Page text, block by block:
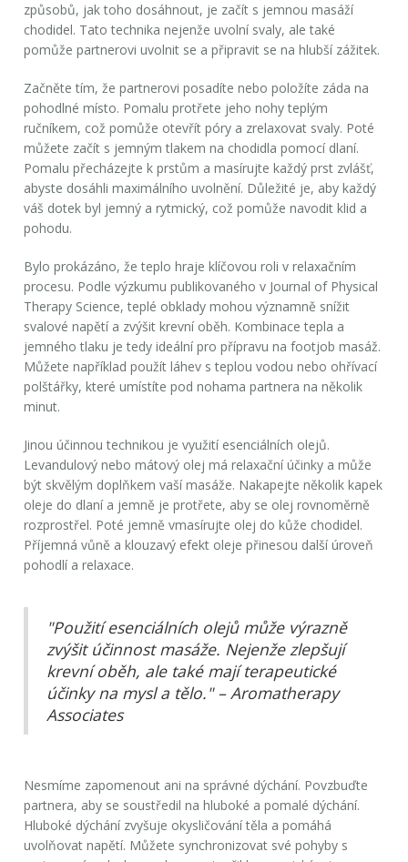
způsobů, jak toho dosáhnout, je začít s jemnou masáží
chodidel. Tato technika nejenže uvolní svaly, ale také
pomůže partnerovi uvolnit se a připravit se na hlubší zážitek.
Začněte tím, že partnerovi posadíte nebo položíte záda na
pohodlné místo. Pomalu protřete jeho nohy teplým
ručníkem, což pomůže otevřít póry a zrelaxovat svaly. Poté
můžete začít s jemným tlakem na chodidla pomocí dlaní.
Pomalu přecházejte k prstům a masírujte každý prst zvlášť,
abyste dosáhli maximálního uvolnění. Důležité je, aby každý
váš dotek byl jemný a rytmický, což pomůže navodit klid a
pohodu.
Bylo prokázáno, že teplo hraje klíčovou roli v relaxačním
procesu. Podle výzkumu publikovaného v Journal of Physical
Therapy Science, teplé obklady mohou významně snížit
svalové napětí a zvýšit krevní oběh. Kombinace tepla a
jemného tlaku je tedy ideální pro přípravu na footjob masáž.
Můžete například použít láhev s teplou vodou nebo ohřívací
polštářky, které umístíte pod nohama partnera na několik
minut.
Jinou účinnou technikou je využití esenciálních olejů.
Levandulový nebo mátový olej má relaxační účinky a může
být skvělým doplňkem vaší masáže. Nakapejte několik kapek
oleje do dlaní a jemně je protřete, aby se olej rovnoměrně
rozprostřel. Poté jemně vmasírujte olej do kůže chodidel.
Příjemná vůně a klouzavý efekt oleje přinesou další úroveň
pohodlí a relaxace.
"Použití esenciálních olejů může výrazně
zvýšit účinnost masáže. Nejenže zlepšují
krevní oběh, ale také mají terapeutické
účinky na mysl a tělo." – Aromatherapy
Associates
Nesmíme zapomenout ani na správné dýchání. Povzbuďte
partnera, aby se soustředil na hluboké a pomalé dýchání.
Hluboké dýchání zvyšuje okysličování těla a pomáhá
uvolňovat napětí. Můžete synchronizovat své pohyby s